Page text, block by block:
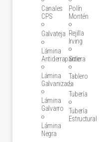
Canales
CPS
Galvateja
Lámina
Antiderrapante
Lámina
Galvanizada
Lámina
Galvarro
Lámina
Negra
Polín
Montén
Rejilla
Irving
Solera
Tablero
Tubería
Tubería
Estructural